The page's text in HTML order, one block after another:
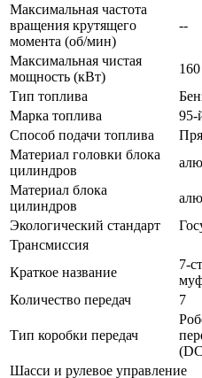
Максимальная частота
вращения крутящего
момента (об/мин)
--
Максимальная чистая
мощность (кВт)
160
Тип топлива
Марка топлива
95-
Способ подачи топлива
Материал головки блока
цилиндров
Материал блока
цилиндров
Экологический стандарт
Трансмиссия
Краткое название
7-
Количество передач
7
Тип коробки передач
Шасси и рулевое управление